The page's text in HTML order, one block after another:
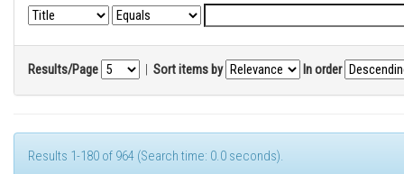
Results/Page | Sort items by In order
Results 1-180 of 964 (Search time: 0.0 seconds).